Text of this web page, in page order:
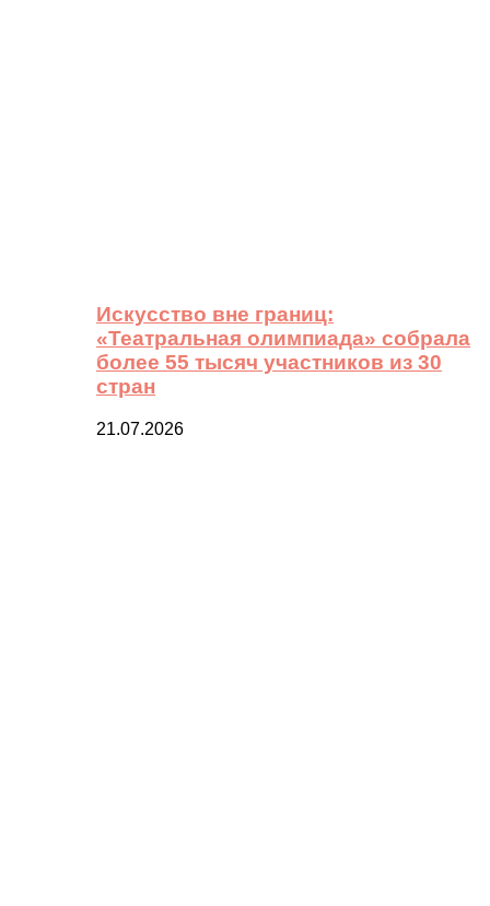
Искусство вне границ:
«Театральная олимпиада» собрала
более 55 тысяч участников из 30
стран
21.07.2026